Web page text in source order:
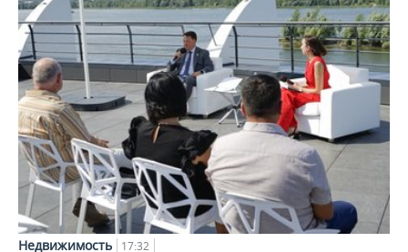
Недвижимость 17:32